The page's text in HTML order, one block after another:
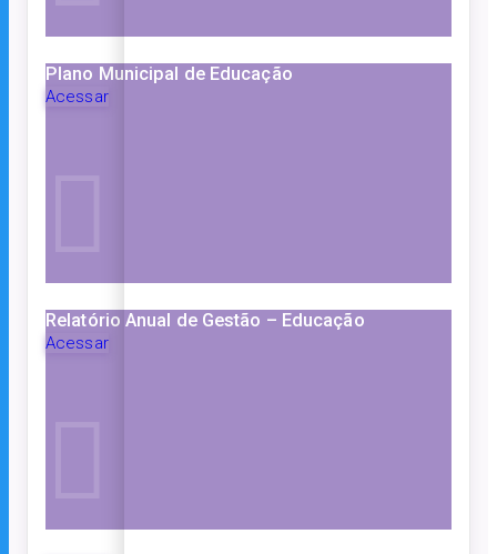
Plano Municipal de Educação
Acessar
Relatório Anual de Gestão – Educação
Acessar